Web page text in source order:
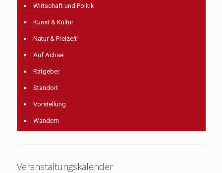
Wirtschaft und Politik
Kunst & Kultur
Natur & Freizeit
Auf Achse
Ratgeber
Standort
Vorstellung
Wandern
Veranstaltungskalender